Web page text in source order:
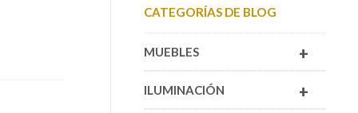
CATEGORÍAS DE BLOG
+
MUEBLES
+
ILUMINACIÓN